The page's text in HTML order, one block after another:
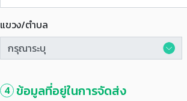
แขวง/ตำบล
4 ข้อมูลที่อยู่ในการจัดส่ง